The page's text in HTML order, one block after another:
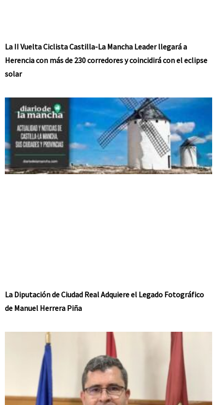
La II Vuelta Ciclista Castilla-La Mancha Leader llegará a
Herencia con más de 230 corredores y coincidirá con el eclipse
solar
La Diputación de Ciudad Real Adquiere el Legado Fotográfico
de Manuel Herrera Piña